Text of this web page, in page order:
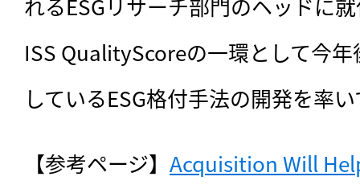
れるESGリサーチ部門のヘッドに
ISS QualityScoreの一環として今
しているESG格付手法の開発を率
【参考ページ】 Acquisition Will